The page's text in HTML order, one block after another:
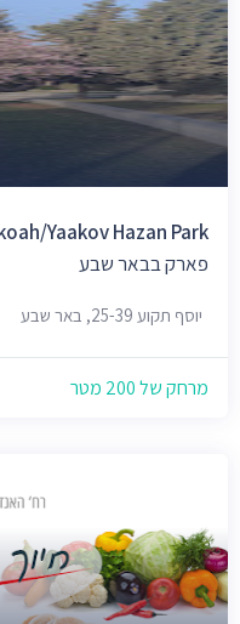
Yaakov Hazan Park
פארק בבאר שבע
יוסף תקוע 25-39, באר שבע
מרחק של 200 מטר